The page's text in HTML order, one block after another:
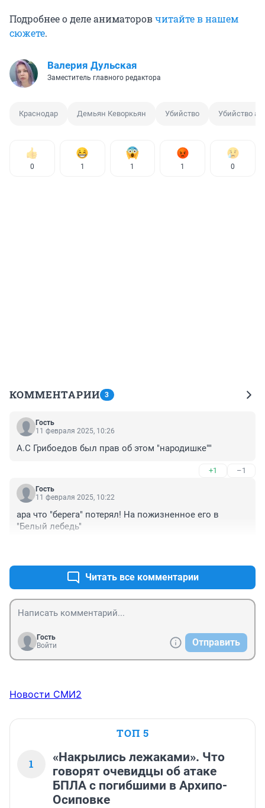
Подробнее о деле аниматоровчитайте в нашем
сюжете.
Валерия Дульская
Заместитель главного редактора
Краснодар Демьян Кеворкьян Убийство Убийство
0 1 1 1 0
КОММЕНТАРИИ 3
Гость
11 февраля 2025, 10:26
А.С Грибоедов был прав об этом "народишке""
+1 –1
Гость
11 февраля 2025, 10:22
ара что "берега" потерял! На пожизненное его в
"Белый лебедь"
Читать все комментарии
Гость
Войти
Отправить
Новости СМИ2
ТОП 5
1
«Накрылись лежаками». Что
говорят очевидцы об атаке
БПЛА с погибшими в Архипо-
Осиповке